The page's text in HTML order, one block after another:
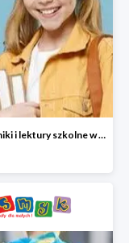
Podręczniki i lektury szkolne w Smyku do -45%